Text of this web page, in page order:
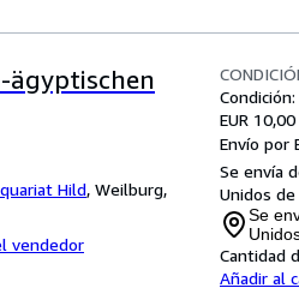
ägyptischen
Hild, Weilburg,
vendedor
EUR 10,00
Envío por
Se envía
Unidos
Se
Cantidad
Añadir al